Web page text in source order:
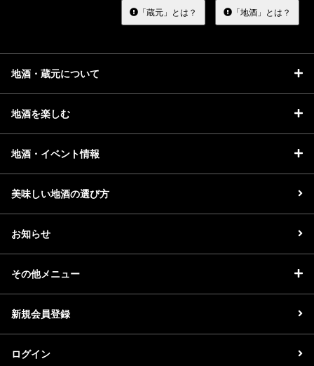
る
「蔵元」とは？ 「地酒」とは？
地酒・蔵元について
地酒を楽しむ
地酒・イベント情報
美味しい地酒の選び方
お知らせ
その他メニュー
新規会員登録
ログイン